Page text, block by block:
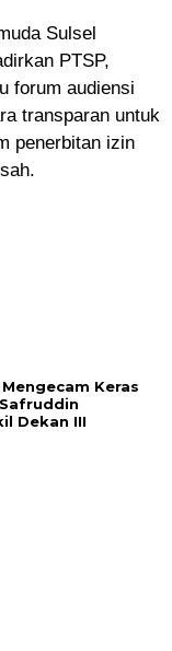
Sulsel
PTSP,
forum audiensi
transparan untuk
penerbitan izin
Mengecam Keras
Dekan III